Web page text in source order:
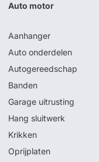
Auto motor
Aanhanger
Auto onderdelen
Autogereedschap
Banden
Garage uitrusting
Hang sluitwerk
Krikken
Oprijplaten